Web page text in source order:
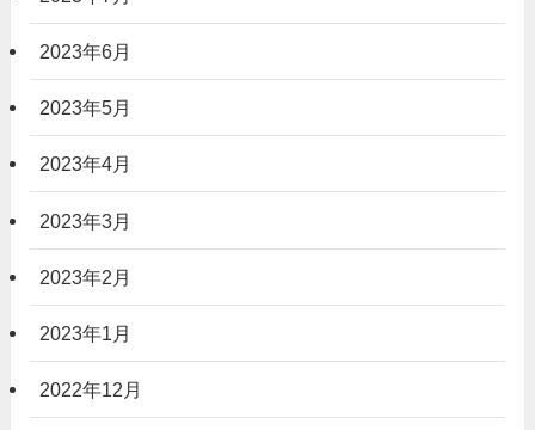
2023年6月
2023年5月
2023年4月
2023年3月
2023年2月
2023年1月
2022年12月